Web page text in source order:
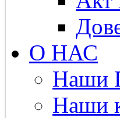
О НАС
Наши
Наши